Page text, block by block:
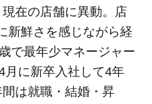
在の店舗に異動。店
新鮮さを感じながら経
で最年少マネージャー
月に新卒入社して4年
は就職・結婚・昇